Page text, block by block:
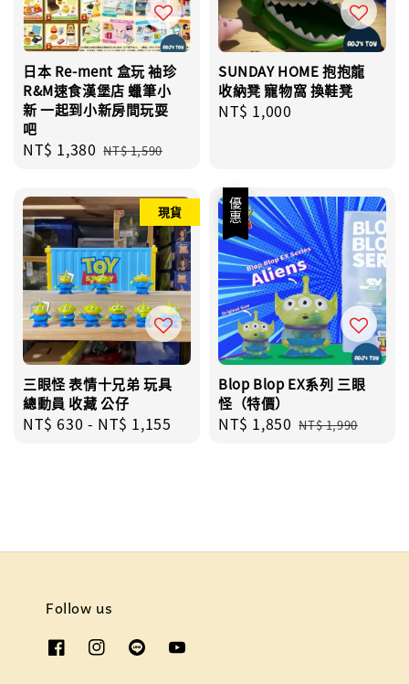
日本 Re-ment 盒玩 袖珍
R&M速食漢堡店 蠟筆小
新 一起到小新房間玩耍
吧
Sale
NT$ 1,380 Regular
NT$ 1,590
SUNDAY HOME 抱抱龍
收納凳 寵物窩 換鞋凳
Regular
NT$ 1,000
現貨
三眼怪 表情十兄弟 玩具
總動員 收藏 公仔
Regular
NT$ 630 - NT$ 1,155
優惠
Blop Blop EX系列 三眼
怪（特價）
Sale
NT$ 1,850 Regular
NT$ 1,990
Follow us